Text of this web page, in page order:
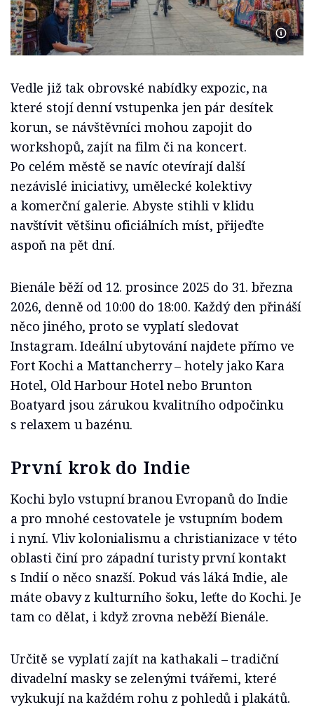
Foto
Vedle již tak obrovské nabídky expozic, na
které stojí denní vstupenka jen pár desítek
korun, se návštěvníci mohou zapojit do
workshopů, zajít na film či na koncert.
Po celém městě se navíc otevírají další
nezávislé iniciativy, umělecké kolektivy
a komerční galerie. Abyste stihli v klidu
navštívit většinu oficiálních míst, přijeďte
aspoň na pět dní.
Bienále běží od 12. prosince 2025 do 31. března
2026, denně od 10:00 do 18:00. Každý den přináší
něco jiného, proto se vyplatí sledovat
Instagram. Ideální ubytování najdete přímo ve
Fort Kochi a Mattancherry – hotely jako Kara
Hotel, Old Harbour Hotel nebo Brunton
Boatyard jsou zárukou kvalitního odpočinku
s relaxem u bazénu.
První krok do Indie
Kochi bylo vstupní branou Evropanů do Indie
a pro mnohé cestovatele je vstupním bodem
i nyní. Vliv kolonialismu a christianizace v této
oblasti činí pro západní turisty první kontakt
s Indií o něco snazší. Pokud vás láká Indie, ale
máte obavy z kulturního šoku, leťte do Kochi. Je
tam co dělat, i když zrovna neběží Bienále.
Určitě se vyplatí zajít na kathakali – tradiční
divadelní masky se zelenými tvářemi, které
vykukují na každém rohu z pohledů i plakátů.